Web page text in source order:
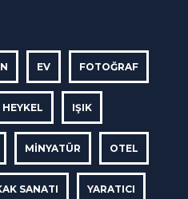
EV FOTOĞRAF
HEYKEL IŞIK
MINYATÜR OTEL
SANATI YARATICI